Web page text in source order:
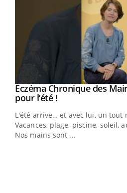
Youtube
Eczéma Chronique des
pour l’été !Youtube
L'été arrive… et avec lui, un tout
Vacances, plage, piscine, soleil,
Nos mains sont ...